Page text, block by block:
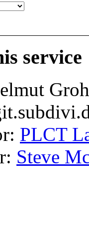
service
PLCT
Steve